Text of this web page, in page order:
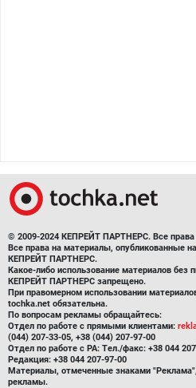
© 2009-2024 КЕПРЕЙТ ПАРТНЕРС. Все
Все права на материалы, опубликованные
КЕПРЕЙТ ПАРТНЕРС.
Какое-либо использование материалов без
КЕПРЕЙТ ПАРТНЕРС запрещено.
При правомерном использовании
tochka.net обязательна.
По вопросам рекламы обращайтесь:
Отдел по работе с прямыми клиентами:
(044) 207-33-05, +38 (044) 207-97-00
Отдел по работе с РА: Тел./факс: +38 044
Редакция: +38 044 207-97-00
Материалы, отмеченные знаками
рекламы.